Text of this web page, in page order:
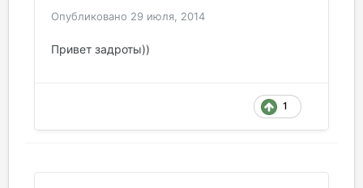
Опубликовано 29 июля, 2014
Привет задроты))
1